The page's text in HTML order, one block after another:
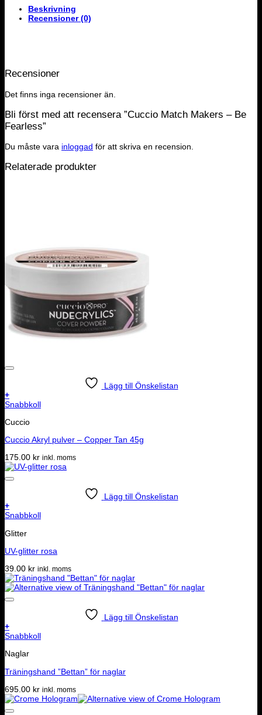
Beskrivning
Recensioner (0)
Recensioner
Det finns inga recensioner än.
Bli först med att recensera ”Cuccio Match Makers – Be
Fearless”
Du måste vara inloggad för att skriva en recension.
Relaterade produkter
Lägg till Önskelistan
+
Snabbkoll
Cuccio
Cuccio Akryl pulver – Copper Tan 45g
175.00 kr inkl. moms
Lägg till Önskelistan
+
Snabbkoll
Glitter
UV-glitter rosa
39.00 kr inkl. moms
Lägg till Önskelistan
+
Snabbkoll
Naglar
Träningshand ”Bettan” för naglar
695.00 kr inkl. moms